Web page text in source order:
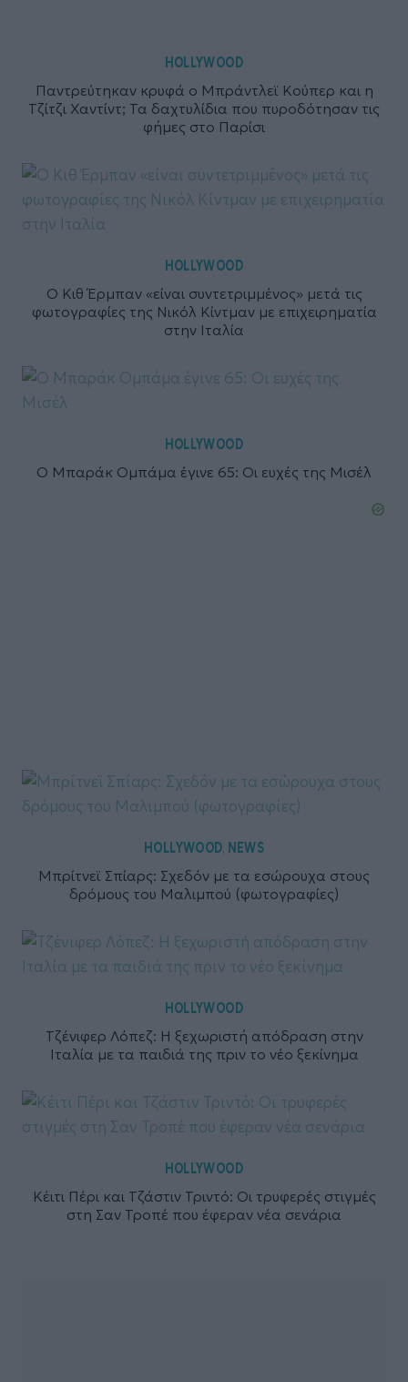
HOLLYWOOD
Παντρεύτηκαν κρυφά ο Μπράντλεϊ Κούπερ και η
Τζίτζι Χαντίντ; Τα δαχτυλίδια που πυροδότησαν τις
φήμες στο Παρίσι
HOLLYWOOD
Ο Κιθ Έρμπαν «είναι συντετριμμένος» μετά τις
φωτογραφίες της Νικόλ Κίντμαν με επιχειρηματία
στην Ιταλία
HOLLYWOOD
Ο Μπαράκ Ομπάμα έγινε 65: Οι ευχές της Μισέλ
HOLLYWOOD, NEWS
Μπρίτνεϊ Σπίαρς: Σχεδόν με τα εσώρουχα στους
δρόμους του Μαλιμπού (φωτογραφίες)
HOLLYWOOD
Τζένιφερ Λόπεζ: Η ξεχωριστή απόδραση στην
Ιταλία με τα παιδιά της πριν το νέο ξεκίνημα
HOLLYWOOD
Κέιτι Πέρι και Τζάστιν Τριντό: Οι τρυφερές στιγμές
στη Σαν Τροπέ που έφεραν νέα σενάρια